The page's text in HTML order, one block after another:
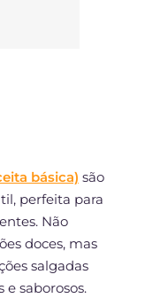
básica) são
perfeita para
Não
doces, mas
salgadas
e saborosos.